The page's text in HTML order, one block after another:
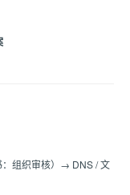
组织审核）→ DNS / 文